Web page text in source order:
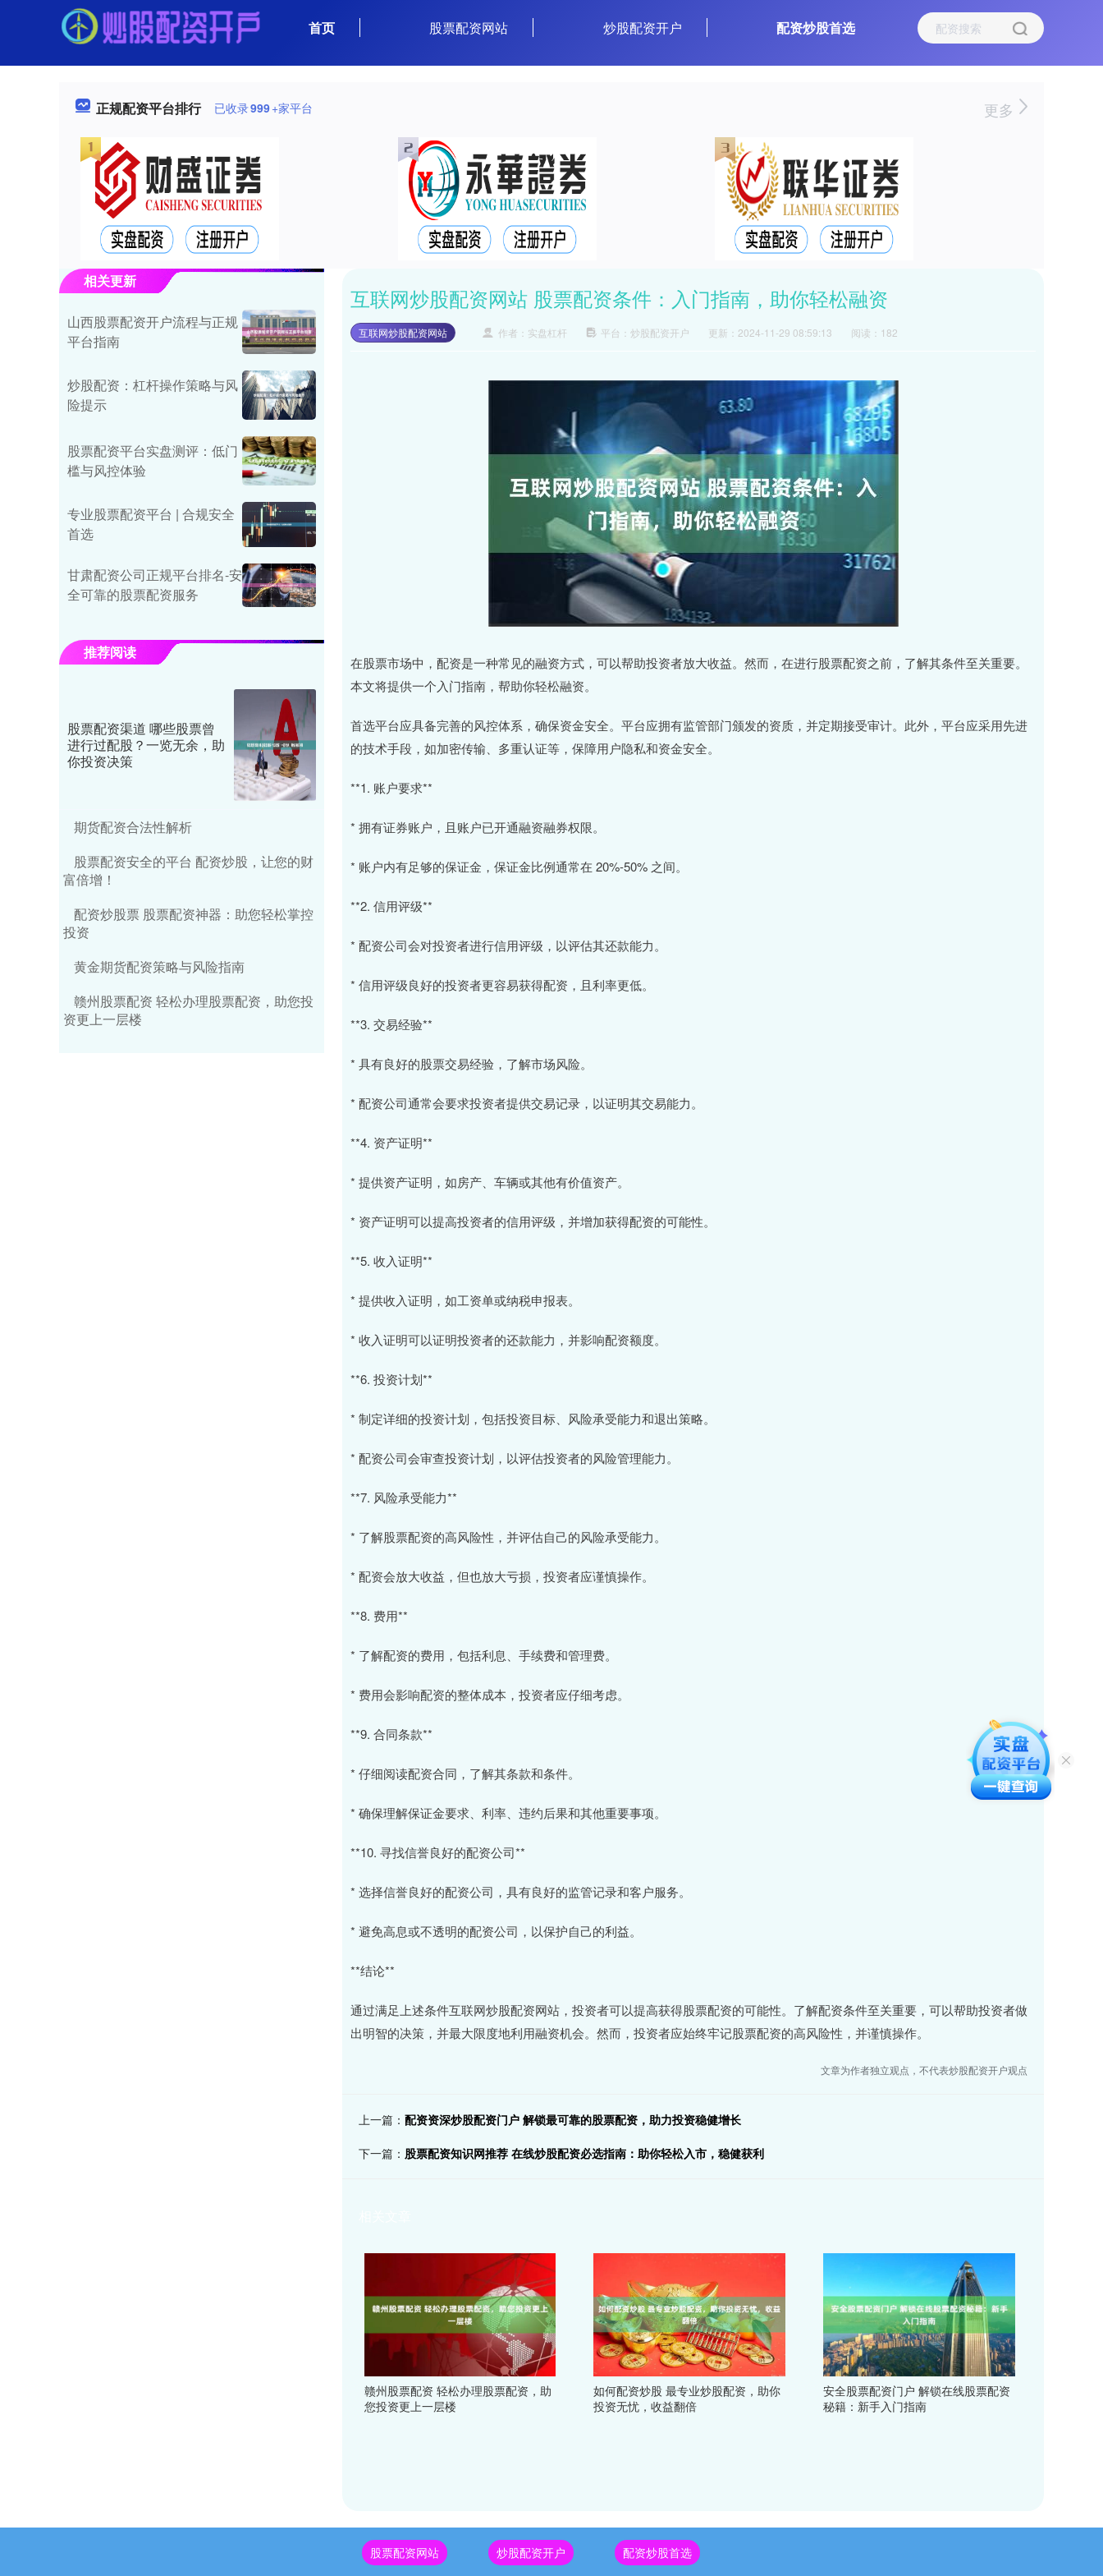
首页 股票配资网站 炒股配资开户 配资炒股首选
正规配资平台排行 已收录999+家平台 更多
互联网炒股配资网站 股票配资条件：入门指南，助你轻松融资
互联网炒股配资网站 作者：实盘杠杆 平台：炒股配资开户 更新：2024-11-29 08:59:13 阅读：182
在股票市场中，配资是一种常见的融资方式，可以帮助投资者放大收益。然而，在进行股票配资之前，了解其条件至关重要。
本文将提供一个入门指南，帮助你轻松融资。
首选平台应具备完善的风控体系，确保资金安全。平台应拥有监管部门颁发的资质，并定期接受审计。此外，平台应采用先进
的技术手段，如加密传输、多重认证等，保障用户隐私和资金安全。
**1. 账户要求**
* 拥有证券账户，且账户已开通融资融券权限。
* 账户内有足够的保证金，保证金比例通常在 20%-50% 之间。
**2. 信用评级**
* 配资公司会对投资者进行信用评级，以评估其还款能力。
* 信用评级良好的投资者更容易获得配资，且利率更低。
**3. 交易经验**
* 具有良好的股票交易经验，了解市场风险。
* 配资公司通常会要求投资者提供交易记录，以证明其交易能力。
**4. 资产证明**
* 提供资产证明，如房产、车辆或其他有价值资产。
* 资产证明可以提高投资者的信用评级，并增加获得配资的可能性。
**5. 收入证明**
* 提供收入证明，如工资单或纳税申报表。
* 收入证明可以证明投资者的还款能力，并影响配资额度。
**6. 投资计划**
* 制定详细的投资计划，包括投资目标、风险承受能力和退出策略。
* 配资公司会审查投资计划，以评估投资者的风险管理能力。
**7. 风险承受能力**
* 了解股票配资的高风险性，并评估自己的风险承受能力。
* 配资会放大收益，但也放大亏损，投资者应谨慎操作。
**8. 费用**
* 了解配资的费用，包括利息、手续费和管理费。
* 费用会影响配资的整体成本，投资者应仔细考虑。
**9. 合同条款**
* 仔细阅读配资合同，了解其条款和条件。
* 确保理解保证金要求、利率、违约后果和其他重要事项。
**10. 寻找信誉良好的配资公司**
* 选择信誉良好的配资公司，具有良好的监管记录和客户服务。
* 避免高息或不透明的配资公司，以保护自己的利益。
**结论**
通过满足上述条件互联网炒股配资网站，投资者可以提高获得股票配资的可能性。了解配资条件至关重要，可以帮助投资者做
出明智的决策，并最大限度地利用融资机会。然而，投资者应始终牢记股票配资的高风险性，并谨慎操作。
文章为作者独立观点，不代表炒股配资开户观点
上一篇： 配资资深炒股配资门户 解锁最可靠的股票配资，助力投资稳健增长
下一篇： 股票配资知识网推荐 在线炒股配资必选指南：助你轻松入市，稳健获利
赣州股票配资 轻松办理股票配资，助
您投资更上一层楼
如何配资炒股 最专业炒股配资，助你
投资无忧，收益翻倍
安全股票配资门户 解锁在线股票配资
秘籍：新手入门指南
相关更新
山西股票配资开户流程与正规
平台指南
炒股配资：杠杆操作策略与风
险提示
股票配资平台实盘测评：低门
槛与风控体验
专业股票配资平台 | 合规安全
首选
甘肃配资公司正规平台排名-安
全可靠的股票配资服务
推荐阅读
股票配资渠道 哪些股票曾
进行过配股？一览无余，助
你投资决策
期货配资合法性解析
股票配资安全的平台 配资炒股，让您的财
富倍增！
配资炒股票 股票配资神器：助您轻松掌控
投资
黄金期货配资策略与风险指南
赣州股票配资 轻松办理股票配资，助您投
资更上一层楼
股票配资网站 炒股配资开户 配资炒股首选